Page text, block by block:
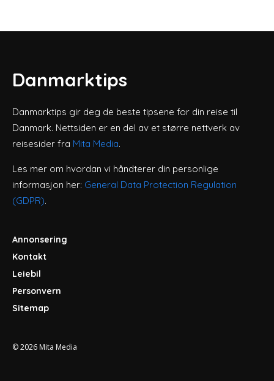
Danmarktips
Danmarktips gir deg de beste tipsene for din reise til
Danmark. Nettsiden er en del av et større nettverk av
reisesider fra Mita Media.
Les mer om hvordan vi håndterer din personlige
informasjon her: General Data Protection Regulation
(GDPR).
Annonsering
Kontakt
Leiebil
Personvern
Sitemap
© 2026 Mita Media